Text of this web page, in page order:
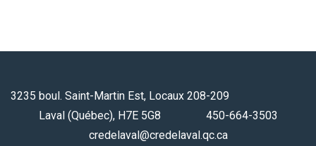
3235 boul. Saint-Martin Est, Locaux 208-209
Laval (Québec), H7E 5G8 450-664-3503
credelaval@credelaval.qc.ca